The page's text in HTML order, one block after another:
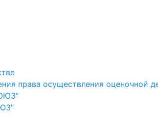
права осуществления оценочной